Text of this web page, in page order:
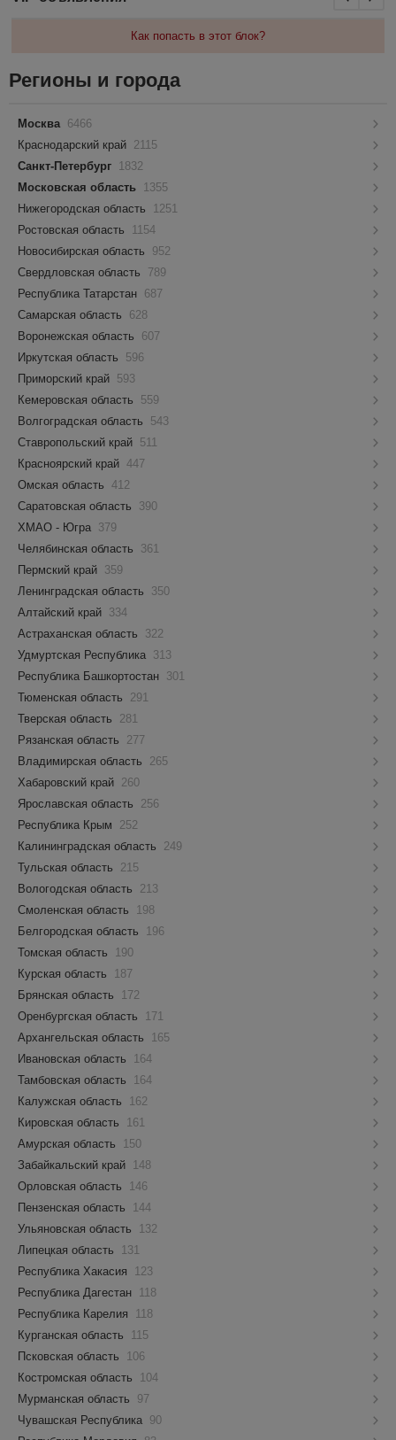
Как попасть в этот блок?
Регионы и города
Москва 6466
Краснодарский край 2115
Санкт-Петербург 1832
Московская область 1355
Нижегородская область
1251
Ростовская область
1154
Новосибирская область
952
Свердловская область
789
Республика Татарстан 687
Самарская область
628
Воронежская область
607
Иркутская область
596
Приморский край 593
Кемеровская область
559
Волгоградская область
543
Ставропольский край 511
Красноярский край 447
Омская область 412
Саратовская область
390
ХМАО - Югра 379
Челябинская область
361
Пермский край 359
Ленинградская область
350
Алтайский край 334
Астраханская область
322
Удмуртская Республика 313
Республика Башкортостан 301
Тюменская область
291
Тверская область
281
Рязанская область
277
Владимирская область
265
Хабаровский край 260
Ярославская область
256
Республика Крым
252
Калининградская область
249
Тульская область
215
Вологодская область
213
Смоленская область
198
Белгородская область
196
Томская область
190
Курская область
187
Брянская область
172
Оренбургская область
171
Архангельская область
165
Ивановская область
164
Тамбовская область
164
Калужская область
162
Кировская область
161
Амурская область
150
Забайкальский край 148
Орловская область
146
Пензенская область
144
Ульяновская область
132
Липецкая область
131
Республика Хакасия
123
Республика Дагестан 118
Республика Карелия
118
Курганская область
115
Псковская область
106
Костромская область
104
Мурманская область
97
Чувашская Республика 90